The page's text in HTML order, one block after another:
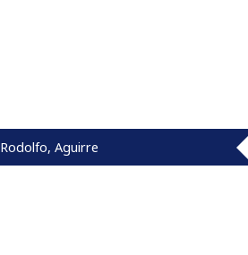
Rodolfo, Aguirre